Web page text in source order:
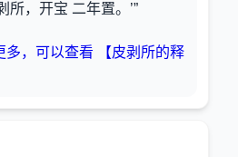
所，开宝 二年置。’”
多，可以查看 【皮剥所的释